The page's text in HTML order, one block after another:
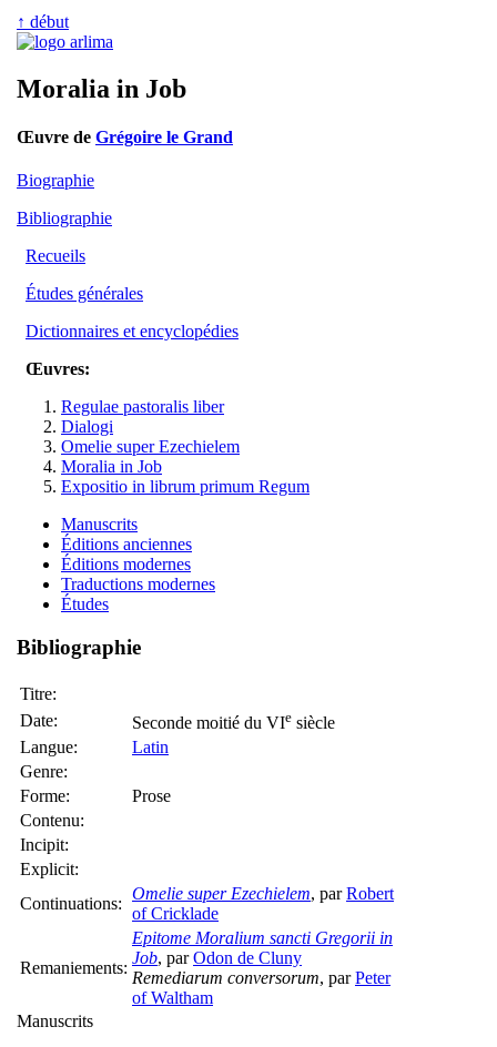
↑ début
Moralia in Job
Œuvre de Grégoire le Grand
Biographie
Bibliographie
Recueils
Études générales
Dictionnaires et encyclopédies
Œuvres:
Regulae pastoralis liber
Dialogi
Omelie super Ezechielem
Moralia in Job
Expositio in librum primum Regum
Manuscrits
Éditions anciennes
Éditions modernes
Traductions modernes
Études
Bibliographie
Titre:
Date:
Seconde moitié du VIe siècle
Langue:
Latin
Genre:
Forme:
Prose
Contenu:
Incipit:
Explicit:
Continuations:
Omelie super Ezechielem, parRobert
of Cricklade
Remaniements:
Epitome Moralium sancti Gregorii in
Job, parOdon de Cluny
Remediarum conversorum, parPeter
of Waltham
Manuscrits